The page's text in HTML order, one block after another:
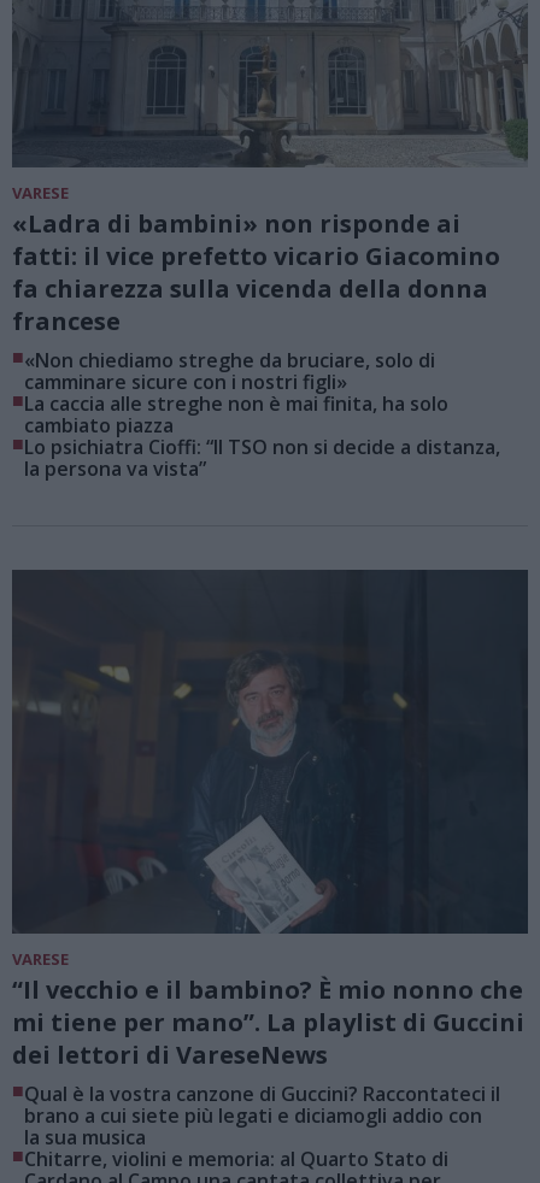
VARESE
«Ladra di bambini» non risponde ai
fatti: il vice prefetto vicario Giacomino
fa chiarezza sulla vicenda della donna
francese
■«Non chiediamo streghe da bruciare, solo di
camminare sicure con i nostri figli»
■La caccia alle streghe non è mai finita, ha solo
cambiato piazza
■Lo psichiatra Cioffi: “Il TSO non si decide a distanza,
la persona va vista”
VARESE
“Il vecchio e il bambino? È mio nonno che
mi tiene per mano”. La playlist di Guccini
dei lettori di VareseNews
■Qual è la vostra canzone di Guccini? Raccontateci il
brano a cui siete più legati e diciamogli addio con
la sua musica
■Chitarre, violini e memoria: al Quarto Stato di